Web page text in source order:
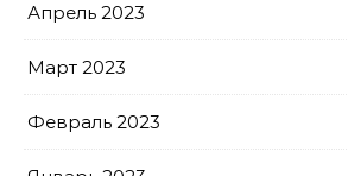
Апрель 2023
Март 2023
Февраль 2023